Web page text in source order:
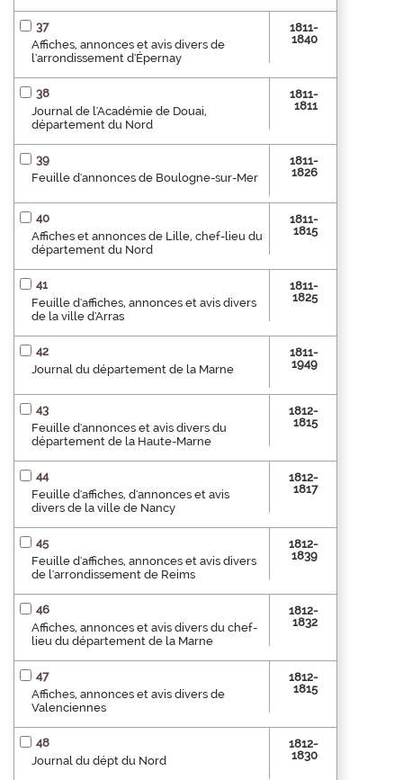
37
Affiches, annonces et avis divers de
l'arrondissement d'Épernay
1811-
1840
38
Journal de l'Académie de Douai,
département du Nord
1811-
1811
39
Feuille d'annonces de Boulogne-sur-Mer
1811-
1826
40
Affiches et annonces de Lille, chef-lieu du
département du Nord
1811-
1815
41
Feuille d'affiches, annonces et avis divers
de la ville d'Arras
1811-
1825
42
Journal du département de la Marne
1811-
1949
43
Feuille d'annonces et avis divers du
département de la Haute-Marne
1812-
1815
44
Feuille d'affiches, d'annonces et avis
divers de la ville de Nancy
1812-
1817
45
Feuille d'affiches, annonces et avis divers
de l'arrondissement de Reims
1812-
1839
46
Affiches, annonces et avis divers du chef-
lieu du département de la Marne
1812-
1832
47
Affiches, annonces et avis divers de
Valenciennes
1812-
1815
48
Journal du dépt du Nord
1812-
1830